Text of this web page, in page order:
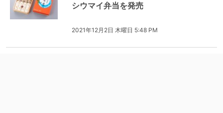
シウマイ弁当を発売
2021年12月2日 木曜日 5:48 PM